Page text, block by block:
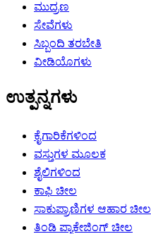
ಮುದ್ರಣ
ಸೇವೆಗಳು
ಸಿಬ್ಬಂದಿ ತರಬೇತಿ
ವೀಡಿಯೊಗಳು
ಉತ್ಪನ್ನಗಳು
ಕೈಗಾರಿಕೆಗಳಿಂದ
ವಸ್ತುಗಳ ಮೂಲಕ
ಶೈಲಿಗಳಿಂದ
ಕಾಫಿ ಚೀಲ
ಸಾಕುಪ್ರಾಣಿಗಳ ಆಹಾರ ಚೀಲ
ತಿಂಡಿ ಪ್ಯಾಕೇಜಿಂಗ್ ಚೀಲ